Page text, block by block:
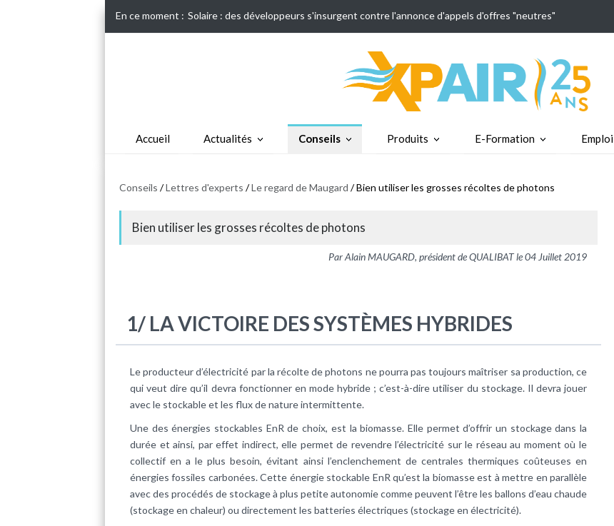
En ce moment : Solaire : des développeurs s'insurgent contre l'annonce d'appels d'offres "neutres"
Accueil Actualités Conseils Produits E-Formation Emploi
Conseils /Lettres d'experts /Le regard de Maugard / Bien utiliser les grosses récoltes de photons
Bien utiliser les grosses récoltes de photons
Par Alain MAUGARD, président de QUALIBAT le 04 Juillet 2019
1/ LA VICTOIRE DES SYSTÈMES HYBRIDES
Le producteur d’électricité par la récolte de photons ne pourra pas toujours maîtriser sa production, ce
qui veut dire qu’il devra fonctionner en mode hybride ; c’est-à-dire utiliser du stockage. Il devra jouer
avec le stockable et les flux de nature intermittente.
Une des énergies stockables EnR de choix, est la biomasse. Elle permet d’offrir un stockage dans la
durée et ainsi, par effet indirect, elle permet de revendre l’électricité sur le réseau au moment où le
collectif en a le plus besoin, évitant ainsi l’enclenchement de centrales thermiques coûteuses en
énergies fossiles carbonées. Cette énergie stockable EnR qu’est la biomasse est à mettre en parallèle
avec des procédés de stockage à plus petite autonomie comme peuvent l’être les ballons d’eau chaude
(stockage en chaleur) ou directement les batteries électriques (stockage en électricité).